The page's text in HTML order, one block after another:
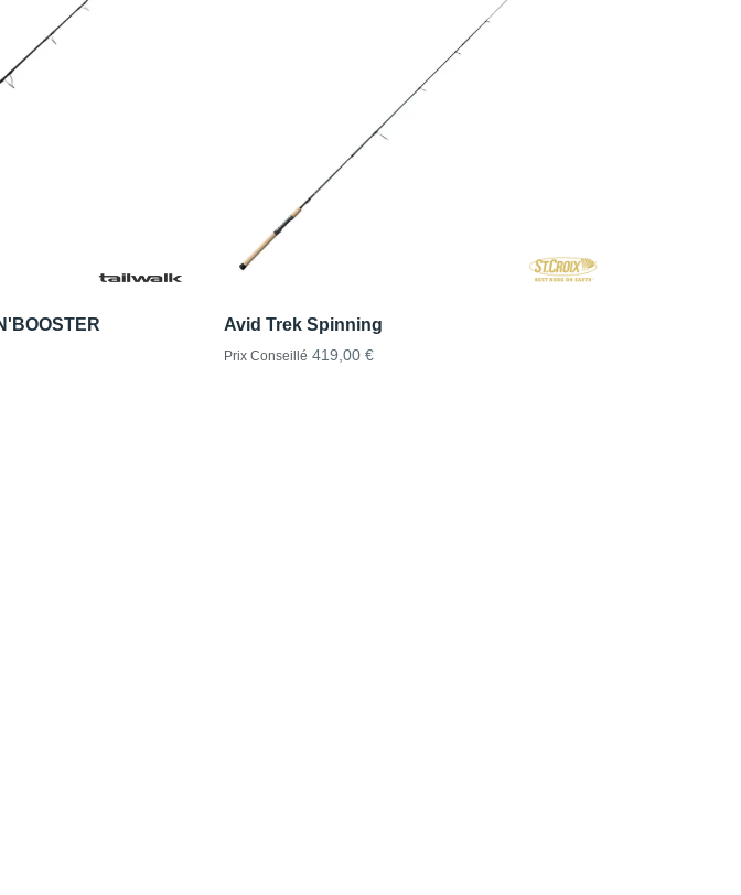
Avid Trek Spinning
Prix Conseillé 419,00 €